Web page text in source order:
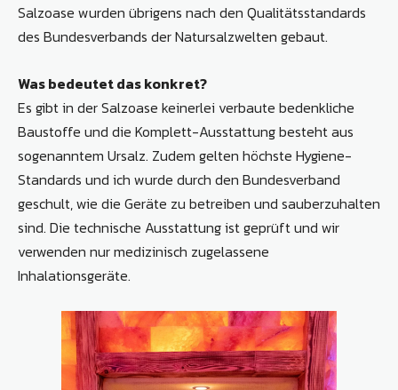
Salzoase wurden übrigens nach den Qualitätsstandards
des Bundesverbands der Natursalzwelten gebaut.
Was bedeutet das konkret?
Es gibt in der Salzoase keinerlei verbaute bedenkliche
Baustoffe und die Komplett-Ausstattung besteht aus
sogenanntem Ursalz. Zudem gelten höchste Hygiene-
Standards und ich wurde durch den Bundesverband
geschult, wie die Geräte zu betreiben und sauberzuhalten
sind. Die technische Ausstattung ist geprüft und wir
verwenden nur medizinisch zugelassene
Inhalationsgeräte.